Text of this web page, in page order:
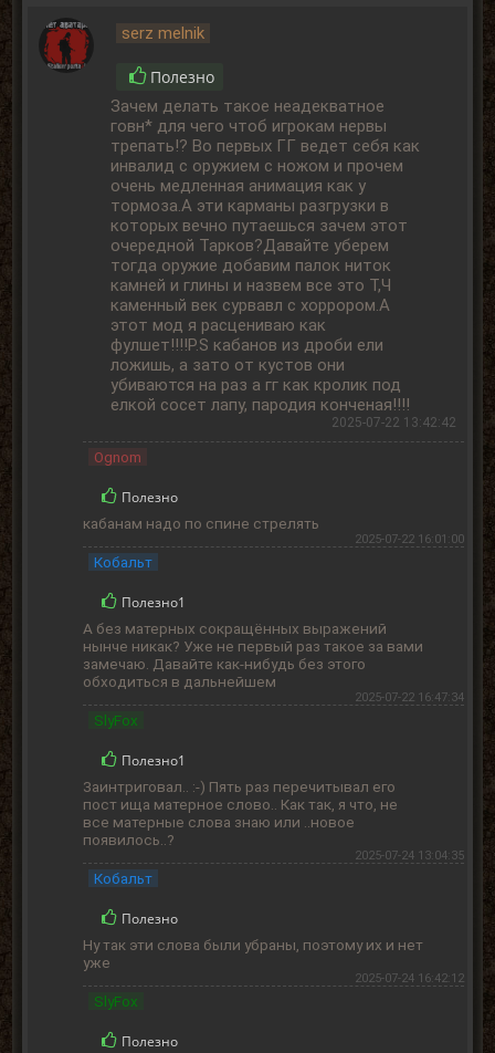
serz melnik
Полезно
Зачем делать такое неадекватное
говн* для чего чтоб игрокам нервы
трепать!? Во первых ГГ ведет себя как
инвалид с оружием с ножом и прочем
очень медленная анимация как у
тормоза.А эти карманы разгрузки в
которых вечно путаешься зачем этот
очередной Тарков?Давайте уберем
тогда оружие добавим палок ниток
камней и глины и назвем все это Т,Ч
каменный век сурвавл с хоррором.А
этот мод я расцениваю как
фулшет!!!!P.S кабанов из дроби ели
ложишь, а зато от кустов они
убиваются на раз а гг как кролик под
елкой сосет лапу, пародия конченая!!!!
2025-07-22 13:42:42
Ognom
Полезно
кабанам надо по спине стрелять
2025-07-22 16:01:00
Кобальт
Полезно1
А без матерных сокращённых выражений
нынче никак? Уже не первый раз такое за вами
замечаю. Давайте как-нибудь без этого
обходиться в дальнейшем
2025-07-22 16:47:34
SlyFox
Полезно1
Заинтриговал.. :-) Пять раз перечитывал его
пост ища матерное слово.. Как так, я что, не
все матерные слова знаю или ..новое
появилось..?
2025-07-24 13:04:35
Кобальт
Полезно
Ну так эти слова были убраны, поэтому их и нет
уже
2025-07-24 16:42:12
SlyFox
Полезно